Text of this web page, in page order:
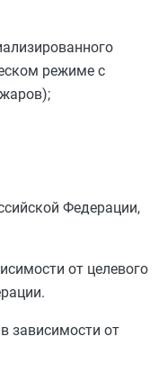
режиме с
Федерации,
от целевого
зависимости от